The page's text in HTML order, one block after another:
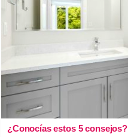
¿Conocías estos 5 consejos?